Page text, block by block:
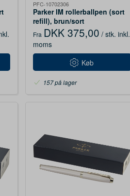
PFC-10702306
Parker IM rollerballpen (sort
refill), brun/sort
Fra DKK 375,00 / stk. inkl.
moms
Køb
157 på lager